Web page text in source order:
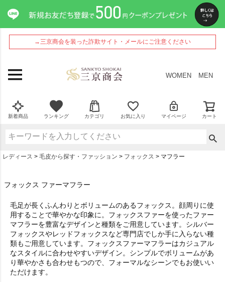
→三京商会を装った詐欺サイト・メールにご注意ください
WOMEN MEN
新着商品 ランキング カテゴリ お気に入り マイページ カート
レディース 毛皮から探す・ファッション フォックス マフラー
フォックス ファーマフラー
毛足が長くふんわりとボリュームのあるフォックス。顔周りに使
用することで華やかな印象に。フォックスファーを使ったファー
マフラーを豊富なデザインと種類をご用意しています。シルバー
フォックスやレッドフォックスなど専門店でしか手に入らない種
類もご用意しています。フォックスファーマフラーはカジュアル
なスタイルに合わせやすいデザイン。シンプルでボリュームがあ
り華やかさも合わせもつので、フォーマルなシーンでもお使いい
ただけます。